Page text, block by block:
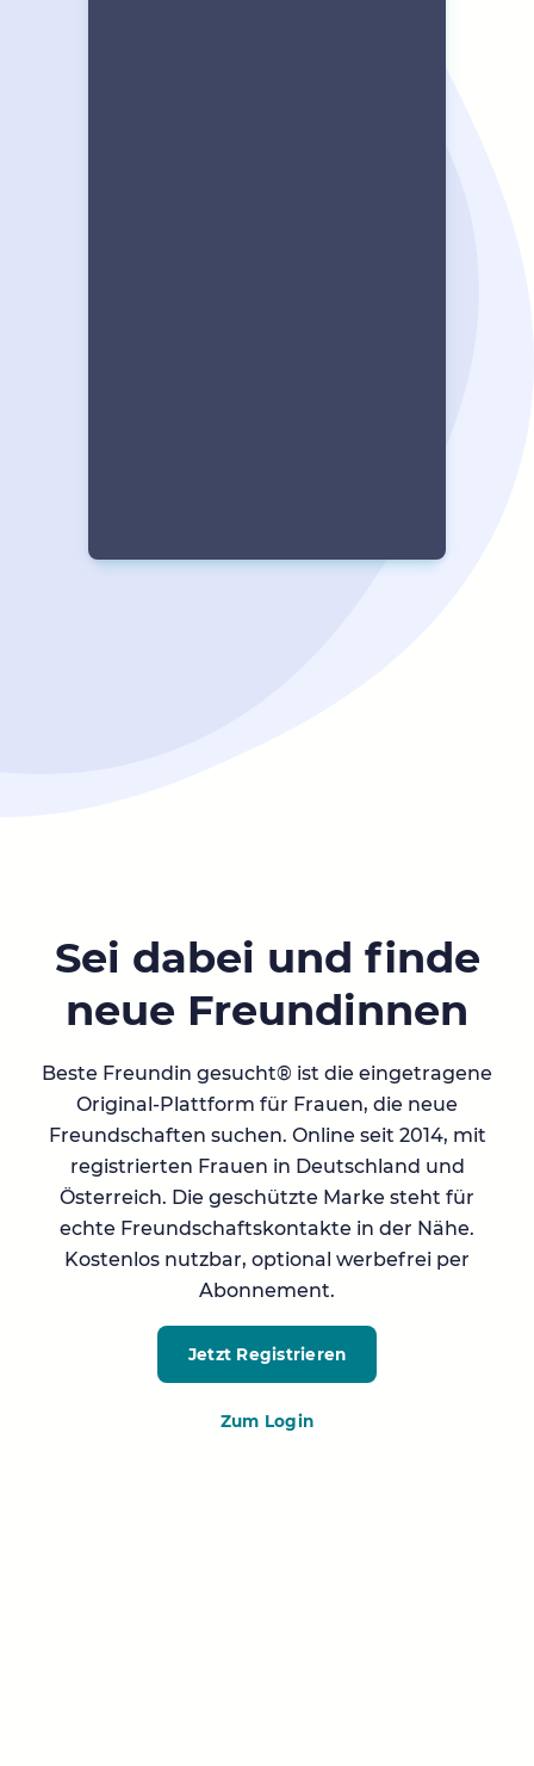
Sei dabei und finde
neue Freundinnen
Beste Freundin gesucht® ist die eingetragene
Original-Plattform für Frauen, die neue
Freundschaften suchen. Online seit 2014, mit
registrierten Frauen in Deutschland und
Österreich. Die geschützte Marke steht für
echte Freundschaftskontakte in der Nähe.
Kostenlos nutzbar, optional werbefrei per
Abonnement.
Jetzt Registrieren
Zum Login